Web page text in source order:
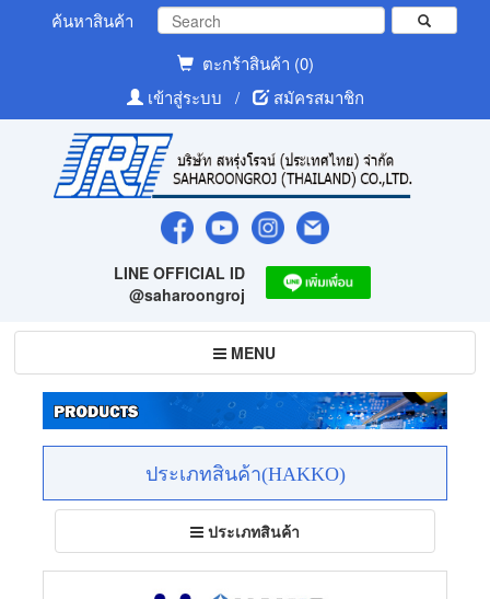
ค้นหาสินค้า
ตะกร้าสินค้า (0)
เข้าสู่ระบบ
/ สมัครสมาชิก
LINE OFFICIAL ID
@saharoongroj
Toggle
navigation
MENU
ประเภทสินค้า(HAKKO)
Toggle
navigation
ประเภทสินค้า